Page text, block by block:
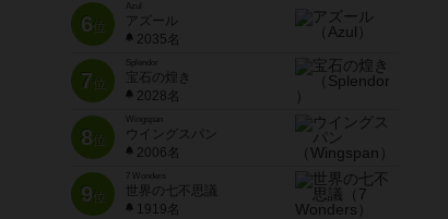
6位
Azul
アズール
2035名
7位
宝石の煌き
2028名
8位
Wingspan
ウイングスパン
2006名
9位
7 Wonders
世界の七不思議
1919名